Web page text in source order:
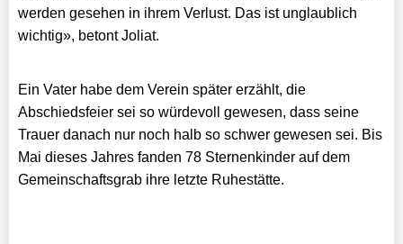
werden gesehen in ihrem Verlust. Das ist unglaublich
wichtig», betont Joliat.
Ein Vater habe dem Verein später erzählt, die
Abschiedsfeier sei so würdevoll gewesen, dass seine
Trauer danach nur noch halb so schwer gewesen sei. Bis
Mai dieses Jahres fanden 78 Sternenkinder auf dem
Gemeinschaftsgrab ihre letzte Ruhestätte.